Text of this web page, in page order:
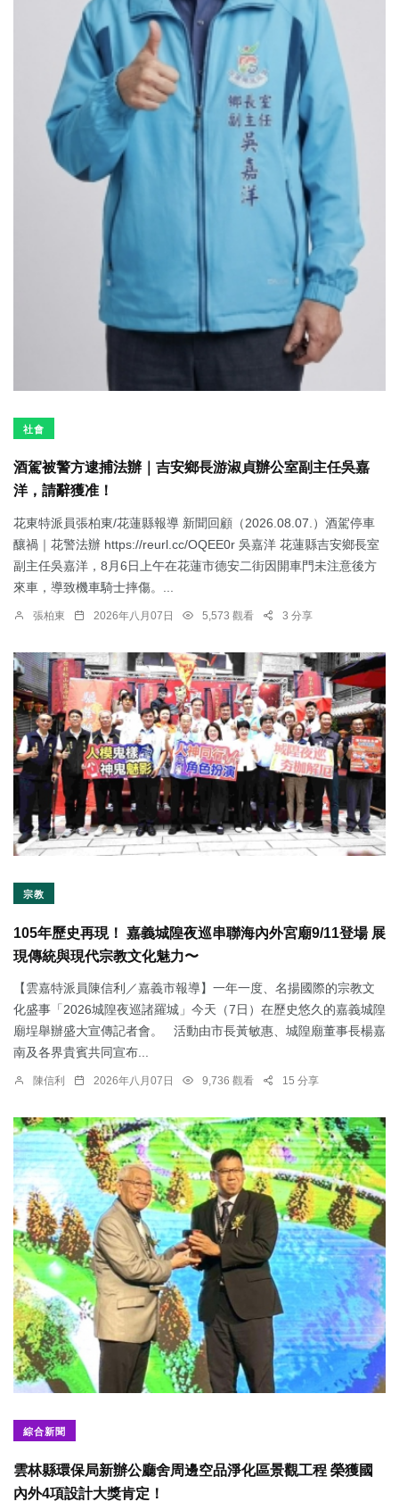
社會
酒駕被警方逮捕法辦｜吉安鄉長游淑貞辦公室副主任吳嘉
洋，請辭獲准！
花東特派員張柏東/花蓮縣報導 新聞回顧（2026.08.07.）酒駕停車
釀禍｜花警法辦 https://reurl.cc/OQEE0r 吳嘉洋 花蓮縣吉安鄉長室
副主任吳嘉洋，8月6日上午在花蓮市德安二街因開車門未注意後方
來車，導致機車騎士摔傷。...
張柏東 2026年八月07日 5,573 觀看 3 分享
宗教
105年歷史再現！ 嘉義城隍夜巡串聯海內外宮廟9/11登場 展
現傳統與現代宗教文化魅力〜
【雲嘉特派員陳信利／嘉義市報導】一年一度、名揚國際的宗教文
化盛事「2026城隍夜巡諸羅城」今天（7日）在歷史悠久的嘉義城隍
廟埕舉辦盛大宣傳記者會。 活動由市長黃敏惠、城隍廟董事長楊嘉
南及各界貴賓共同宣布...
陳信利 2026年八月07日 9,736 觀看 15 分享
綜合新聞
雲林縣環保局新辦公廳舍周邊空品淨化區景觀工程 榮獲國
內外4項設計大獎肯定！